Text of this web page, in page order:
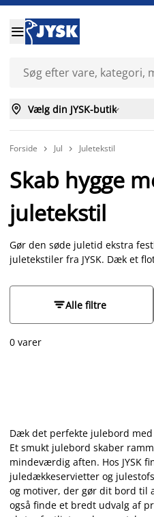

 Vælg din JYSK-butik
Forside  Jul  Juletekstil
Skab hygge
juletekstil
Gør den søde juletid ekstra
juletekstiler fra JYSK. Dæk et
julemotiver og farver. Giv dine
en juledørmåtte, og sørg for
juletekstiler til dit hjem hos JYSK!
Alle filtre
0 varer
Dæk det perfekte julebord
Et smukt julebord skaber
mindeværdig aften. Hos JYSK
juledækkeservietter og
og motiver, der gør dit bord til
også finde et bredt udvalg af